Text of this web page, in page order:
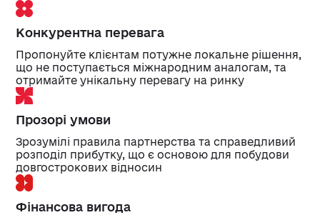
Конкурентна перевага
Пропонуйте клієнтам потужне локальне рішення,
що не поступається міжнародним аналогам, та
отримайте унікальну перевагу на ринку
Прозорі умови
Зрозумілі правила партнерства та справедливий
розподіл прибутку, що є основою для побудови
довгострокових відносин
Фінансова вигода